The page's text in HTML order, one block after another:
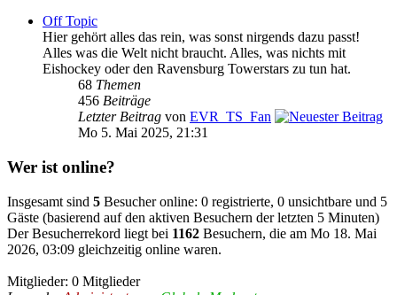
Off Topic
Hier gehört alles das rein, was sonst nirgends dazu passt!
Alles was die Welt nicht braucht. Alles, was nichts mit
Eishockey oder den Ravensburg Towerstars zu tun hat.
68 Themen
456 Beiträge
Letzter Beitrag von EVR_TS_Fan
Mo 5. Mai 2025, 21:31
Wer ist online?
Insgesamt sind 5 Besucher online: 0 registrierte, 0 unsichtbare und 5
Gäste (basierend auf den aktiven Besuchern der letzten 5 Minuten)
Der Besucherrekord liegt bei 1162 Besuchern, die am Mo 18. Mai
2026, 03:09 gleichzeitig online waren.
Mitglieder: 0 Mitglieder